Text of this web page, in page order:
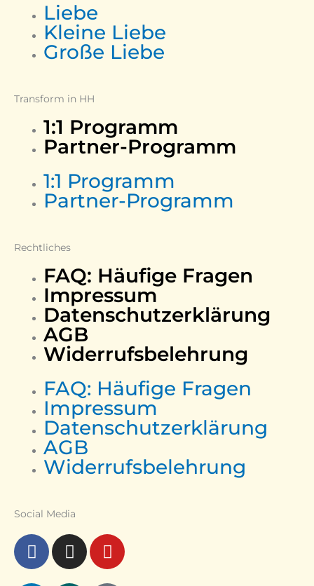
Liebe
Kleine Liebe
Große Liebe
Transform in HH
1:1 Programm
Partner-Programm
1:1 Programm
Partner-Programm
Rechtliches
FAQ: Häufige Fragen
Impressum
Datenschutzerklärung
AGB
Widerrufsbelehrung
FAQ: Häufige Fragen
Impressum
Datenschutzerklärung
AGB
Widerrufsbelehrung
Social Media
F
a
I
n
Y
o